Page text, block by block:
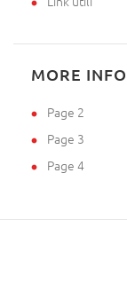
MORE
Page 2
Page 3
Page 4